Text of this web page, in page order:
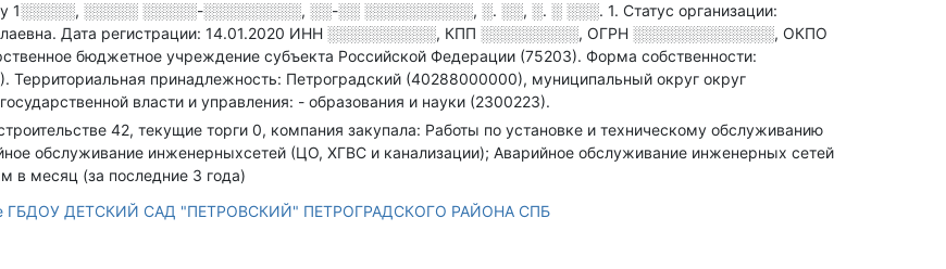
1░░░░░, ░░░░░ ░░░░░-░░░░░░░░░, ░░-░░ ░░░░░░░░░░, ░. ░░, ░. ░ ░░░. 1. Статус организации:
Дата регистрации: 14.01.2020 ИНН ░░░░░░░░░░, КПП ░░░░░░░░░, ОГРН ░░░░░░░░░░░░░, ОКПО
бюджетное учреждение субъекта Российской Федерации (75203). Форма собственности:
Территориальная принадлежность: Петроградский (40288000000), муниципальный округ округ
власти и управления: - образования и науки (2300223).
42, текущие торги 0, компания закупала: Работы по установке и техническому обслуживанию
обслуживание инженерныхсетей (ЦО, ХГВС и канализации); Аварийное обслуживание инженерных сетей
в месяц (за последние 3 года)
ГБДОУ ДЕТСКИЙ САД "ПЕТРОВСКИЙ" ПЕТРОГРАДСКОГО РАЙОНА СПБ